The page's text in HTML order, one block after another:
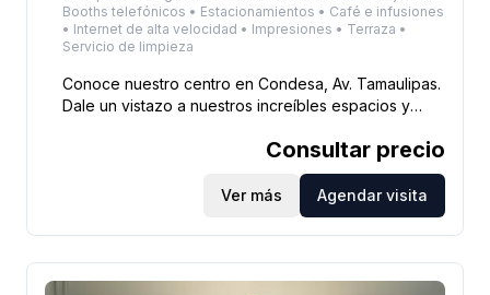
Booths telefónicos • Estacionamientos • Café e infusiones
• Internet de alta velocidad • Impresiones • Terraza •
Servicio de limpieza
Conoce nuestro centro en Condesa, Av. Tamaulipas.
Dale un vistazo a nuestros increíbles espacios y
Consultar precio
Ver más Agendar visita